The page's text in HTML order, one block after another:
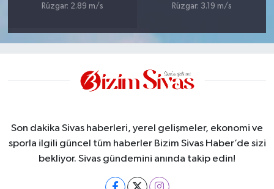
Rüzgar: 2.89 m/s
Rüzgar: 3.19 m/s
Son dakika Sivas haberleri, yerel gelişmeler, ekonomi ve
sporla ilgili güncel tüm haberler Bizim Sivas Haber’de sizi
bekliyor. Sivas gündemini anında takip edin!